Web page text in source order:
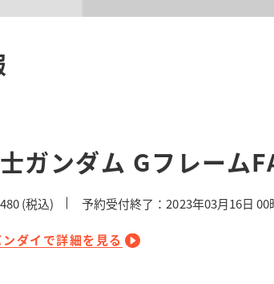
ガンダム Gフレーム
(税込) 予約受付終了：2023年03月16日 00
ダイで詳細を見る